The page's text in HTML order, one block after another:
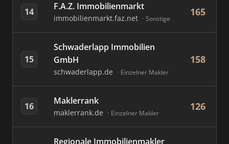
14 F.A.Z. Immobilienmarkt
immobilienmarkt.faz.net Sonstige
165
15
Schwaderlapp Immobilien
GmbH
schwaderlapp.de Einzelner Makler
158
16 Maklerrank
maklerrank.de Einzelner Makler
126
Regionale Immobilienmakler